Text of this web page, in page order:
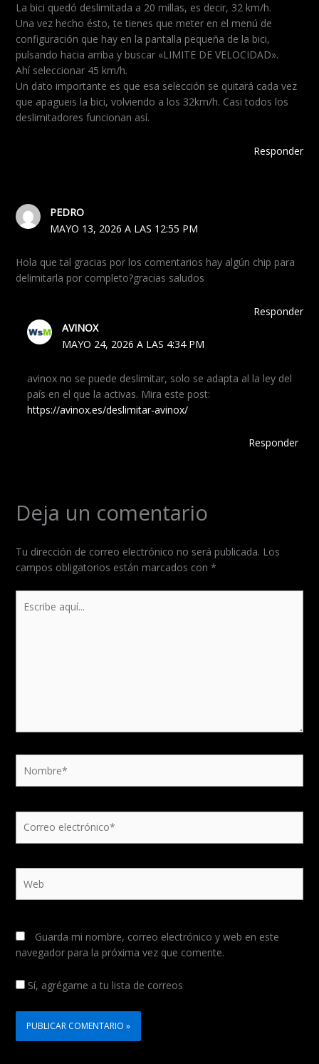
La bici quedó deslimitada a 20 millas, es decir, 32 km/h.
Una vez hecho ésto, te tienes que meter en el menú de
configuración que hay en la pantalla pequeña de la bici,
pulsando hacia arriba y buscar «LIMITE DE VELOCIDAD».
Ahí seleccionar 45 km/h.
Un dato importante es que esa selección se quitará cada vez
que apagueis la bici, volviendo a los 32km/h. Casi todos los
deslimitadores funcionan así.
Responder
PEDRO
MAYO 13, 2026 A LAS 12:55 PM
Hola que tal gracias por los comentarios hay algún chip para
delimitarla por completo?gracias saludos
Responder
AVINOX
MAYO 24, 2026 A LAS 4:34 PM
avinox no se puede deslimitar, solo se adapta al la ley del
país en el que la activas. Mira este post:
https://avinox.es/deslimitar-avinox/
Responder
Deja un comentario
Tu dirección de correo electrónico no será publicada. Los
campos obligatorios están marcados con *
aquí...
electrónico*
Guarda mi nombre, correo electrónico y web en este
navegador para la próxima vez que comente.
Sí, agrégame a tu lista de correos